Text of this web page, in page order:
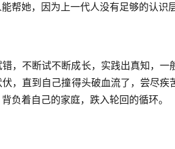
帮她，因为上一代人没有足够的认识
，不断试不断成长，实践出真知，
，直到自己撞得头破血流了，尝尽
负着自己的家庭，跌入轮回的循环。